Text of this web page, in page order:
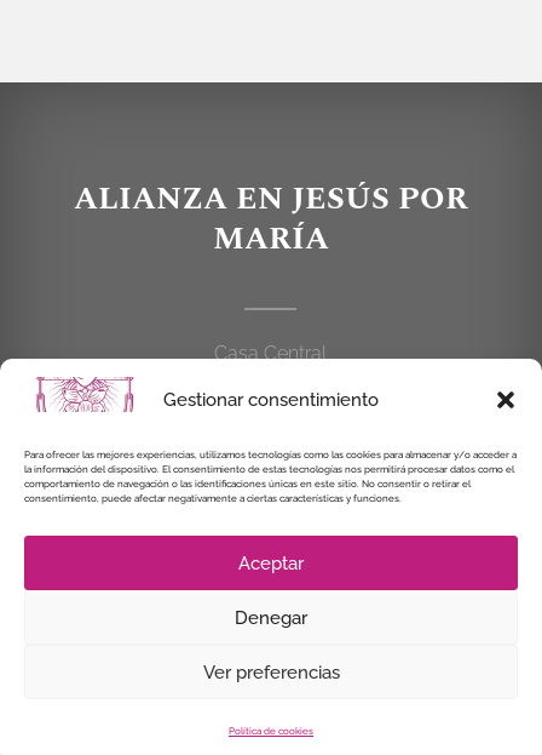
Gestionar consentimiento
Para ofrecer las mejores experiencias, utilizamos tecnologías como las cookies para almacenar y/o acceder a
la información del dispositivo. El consentimiento de estas tecnologías nos permitirá procesar datos como el
comportamiento de navegación o las identificaciones únicas en este sitio. No consentir o retirar el
consentimiento, puede afectar negativamente a ciertas características y funciones.
Aceptar
Denegar
Ver preferencias
Política de cookies
ALIANZA EN JESÚS POR
MARÍA
Casa Central
914 462 114
alianzaenjesuspormaria@gmail.com